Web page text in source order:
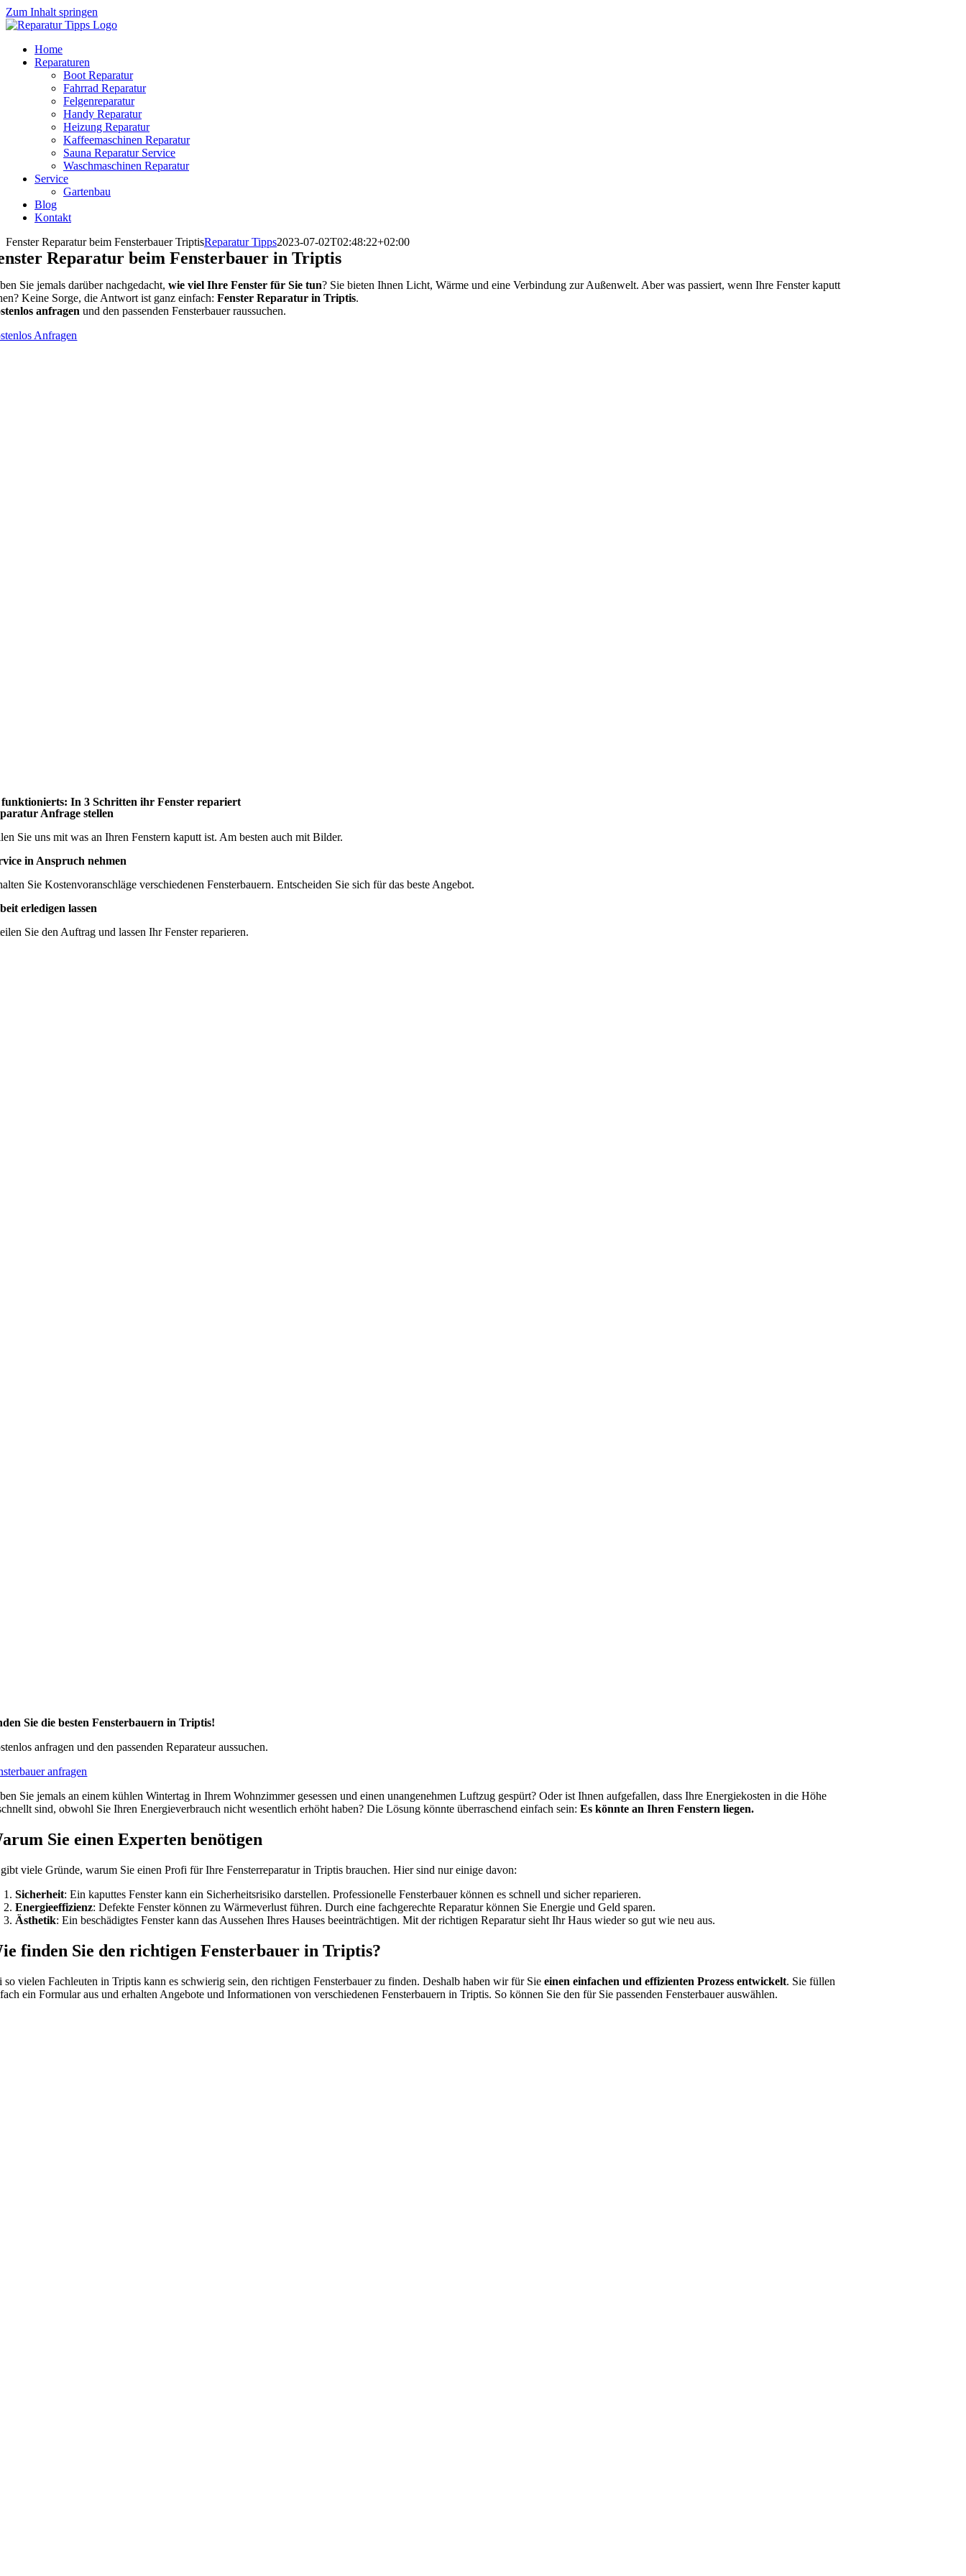
Zum Inhalt springen
Home
Reparaturen
Boot Reparatur
Fahrrad Reparatur
Felgenreparatur
Handy Reparatur
Heizung Reparatur
Kaffeemaschinen Reparatur
Sauna Reparatur Service
Waschmaschinen Reparatur
Service
Gartenbau
Blog
Kontakt
Fenster Reparatur beim Fensterbauer TriptisReparatur Tipps2023-07-02T02:48:22+02:00
Reparatur beim Fensterbauer in Triptis
Sie jemals darüber nachgedacht,wie viel Ihre Fenster für Sie tun? Sie bieten Ihnen Licht, Wärme und eine Verbindung zur Außenwelt. Aber was passiert, wenn Ihre Fenster kaputt
Keine Sorge, die Antwort ist ganz einfach: Fenster Reparatur in Triptis.
anfragen und den passenden Fensterbauer raussuchen.
Anfragen
funktionierts: In 3 Schritten ihr Fenster repariert
Anfrage stellen
Sie uns mit was an Ihren Fenstern kaputt ist. Am besten auch mit Bilder.
in Anspruch nehmen
Sie Kostenvoranschläge verschiedenen Fensterbauern. Entscheiden Sie sich für das beste Angebot.
erledigen lassen
Sie den Auftrag und lassen Ihr Fenster reparieren.
Sie die besten Fensterbauern in Triptis!
anfragen und den passenden Reparateur aussuchen.
anfragen
Sie jemals an einem kühlen Wintertag in Ihrem Wohnzimmer gesessen und einen unangenehmen Luftzug gespürt? Oder ist Ihnen aufgefallen, dass Ihre Energiekosten in die Höhe
sind, obwohl Sie Ihren Energieverbrauch nicht wesentlich erhöht haben? Die Lösung könnte überraschend einfach sein:Es könnte an Ihren Fenstern liegen.
Sie einen Experten benötigen
viele Gründe, warum Sie einen Profi für Ihre Fensterreparatur in Triptis brauchen. Hier sind nur einige davon:
Sicherheit: Ein kaputtes Fenster kann ein Sicherheitsrisiko darstellen. Professionelle Fensterbauer können es schnell und sicher reparieren.
Energieeffizienz: Defekte Fenster können zu Wärmeverlust führen. Durch eine fachgerechte Reparatur können Sie Energie und Geld sparen.
Ästhetik: Ein beschädigtes Fenster kann das Aussehen Ihres Hauses beeinträchtigen. Mit der richtigen Reparatur sieht Ihr Haus wieder so gut wie neu aus.
finden Sie den richtigen Fensterbauer in Triptis?
so vielen Fachleuten in Triptis kann es schwierig sein, den richtigen Fensterbauer zu finden. Deshalb haben wir für Sieeinen einfachen und effizienten Prozess entwickelt. Sie füllen
ein Formular aus und erhalten Angebote und Informationen von verschiedenen Fensterbauern in Triptis. So können Sie den für Sie passenden Fensterbauer auswählen.